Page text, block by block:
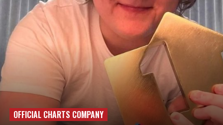
OFFICIAL CHARTS COMPANY